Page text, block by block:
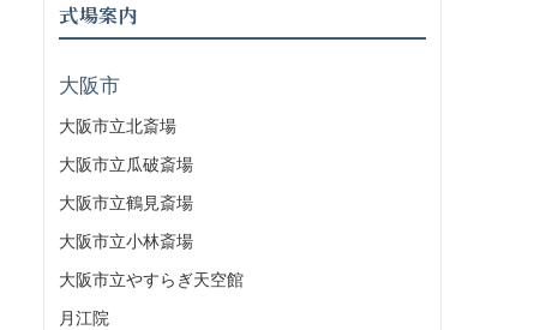
式場案内
大阪市
大阪市立北斎場
大阪市立瓜破斎場
大阪市立鶴見斎場
大阪市立小林斎場
大阪市立やすらぎ天空館
月江院